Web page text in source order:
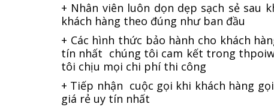
+ Nhân viên luôn dọn dẹp sạch sẻ sau
khách hàng theo đúng như ban đầu
+ Các hình thức bảo hành cho khách
tín nhất chúng tôi cam kết trong
tôi chịu mọi chi phí thi công
+ Tiếp nhận cuộc gọi khi khách hàng
giá rẻ uy tín nhất